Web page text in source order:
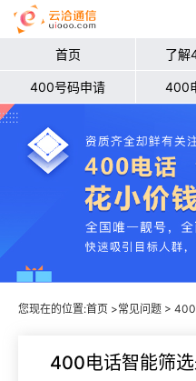
首页 了解
400号码申请 400
您现在的位置:首页 >常见问题 > 400
400电话智能筛